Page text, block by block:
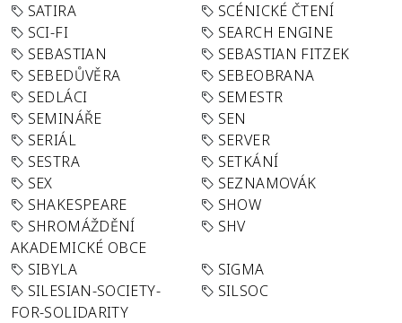
SATIRA
SCÉNICKÉ ČTENÍ
SCI-FI
SEARCH ENGINE
SEBASTIAN
SEBASTIAN FITZEK
SEBEDŮVĚRA
SEBEOBRANA
SEDLÁCI
SEMESTR
SEMINÁŘE
SEN
SERIÁL
SERVER
SESTRA
SETKÁNÍ
SEX
SEZNAMOVÁK
SHAKESPEARE
SHOW
SHROMÁŽDĚNÍ
AKADEMICKÉ OBCE
SHV
SIBYLA
SIGMA
SILESIAN-SOCIETY-
FOR-SOLIDARITY
SILSOC